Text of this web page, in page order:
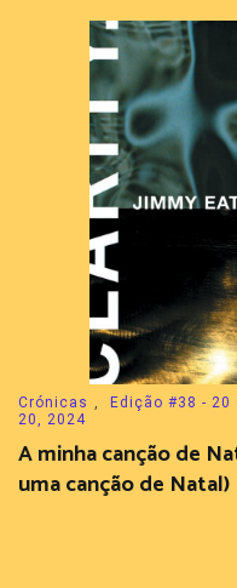
Crónicas Edição #38 - 20
20, 2024
A minha canção de
uma canção de Natal)